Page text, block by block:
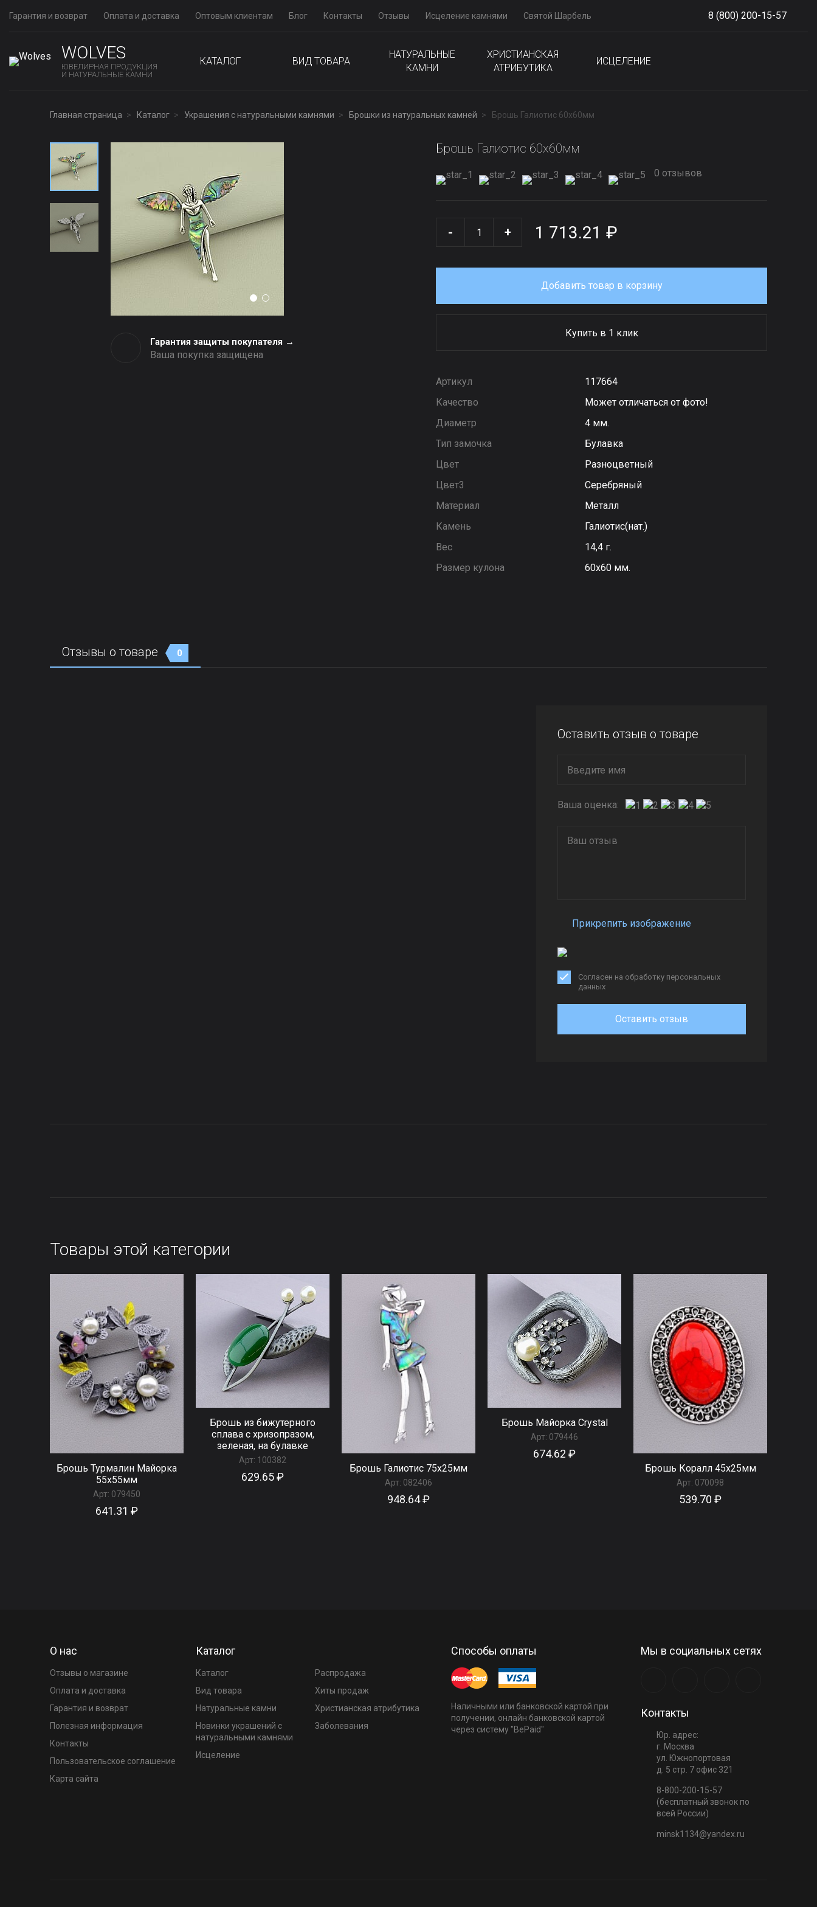
Гарантия и возврат Оплата и доставка Оптовым клиентам Блог Контакты Отзывы Исцеление камнями Святой Шарбель 8 (800) 200-15-57
WOLVES
ЮВЕЛИРНАЯ ПРОДУКЦИЯ
И НАТУРАЛЬНЫЕ КАМНИ
КАТАЛОГ ВИД ТОВАРА
НАТУРАЛЬНЫЕ
КАМНИ
ХРИСТИАНСКАЯ
АТРИБУТИКА
ИСЦЕЛЕНИЕ
Главная страница Каталог Украшения с натуральными камнями Брошки из натуральных камней Брошь Галиотис 60x60мм
Гарантия защиты покупателя →
Ваша покупка защищена
Брошь Галиотис 60x60мм
0 отзывов
- + 1 713.21 ₽
Добавить товар в корзину
Купить в 1 клик
Артикул
117664
Качество
Может отличаться от фото!
Диаметр
4 мм.
Тип замочка
Булавка
Цвет
Разноцветный
Цвет3
Серебряный
Материал
Металл
Камень
Галиотис(нат.)
Вес
14,4 г.
Размер кулона
60х60 мм.
Отзывы о товаре 0
Оставить отзыв о товаре
Ваша оценка:
Прикрепить изображение
Согласен на обработку персональных
данных
Оставить отзыв
Товары этой категории
Брошь Турмалин Майорка
55х55мм
Арт: 079450
641.31 ₽
Брошь из бижутерного
сплава с хризопразом,
зеленая, на булавке
Арт: 100382
629.65 ₽
Брошь Галиотис 75x25мм
Арт: 082406
948.64 ₽
Брошь Майорка Сrystal
Арт: 079446
674.62 ₽
Брошь Коралл 45x25мм
Арт: 070098
539.70 ₽
О нас
Отзывы о магазине
Оплата и доставка
Гарантия и возврат
Полезная информация
Контакты
Пользовательское соглашение
Карта сайта
Каталог
Каталог
Вид товара
Натуральные камни
Новинки украшений с
натуральными камнями
Распродажа
Хиты продаж
Христианская атрибутика
Заболевания
Исцеление
Способы оплаты
Наличными или банковской картой при
получении, онлайн банковской картой
через систему "BePaid"
Мы в социальных сетях
Контакты
Юр. адрес:
г. Москва
ул. Южнопортовая
д. 5 стр. 7 офис 321
8-800-200-15-57
(бесплатный звонок по
всей России)
minsk1134@yandex.ru